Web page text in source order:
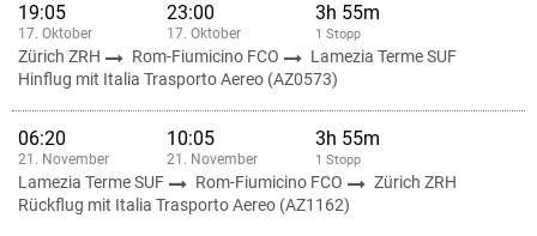
19:05
17. Oktober
23:00
17. Oktober
3h 55m
1 Stopp
Zürich ZRH Rom-Fiumicino FCO
Lamezia Terme SUF
Hinflug mit Italia Trasporto Aereo (AZ0573)
06:20
21. November
10:05
21. November
3h 55m
1 Stopp
Lamezia Terme SUF Rom-Fiumicino FCO
Zürich ZRH
Rückflug mit Italia Trasporto Aereo (AZ1162)